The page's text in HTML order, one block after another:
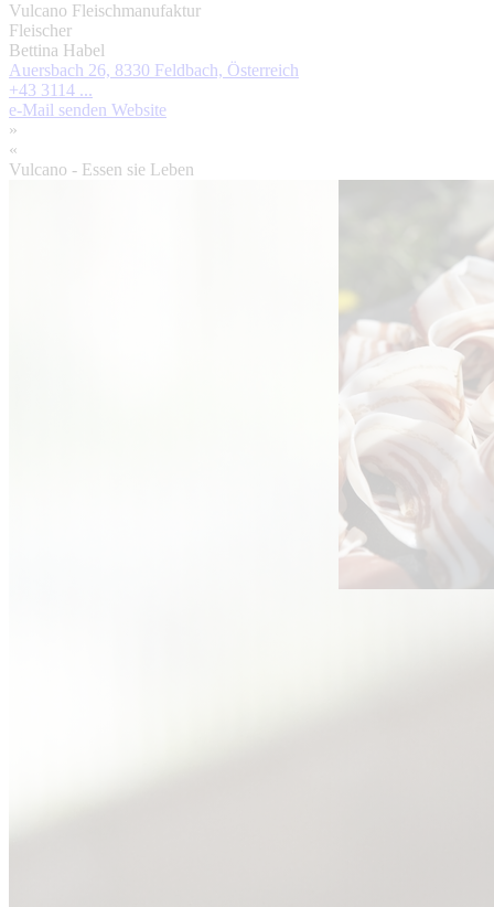
Vulcano Fleischmanufaktur
Fleischer
Bettina Habel
Auersbach 26, 8330 Feldbach, Österreich
+43 3114 ...
e-Mail senden Website
»
«
Vulcano - Essen sie Leben